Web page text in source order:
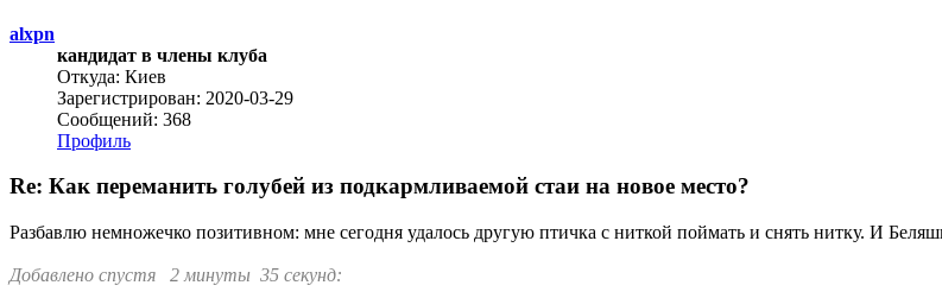
alxpn
кандидат в члены клуба
Откуда: Киев
Зарегистрирован: 2020-03-29
Сообщений: 368
Профиль
Re: Как переманить голубей из подкармливаемой стаи на новое место?
Разбавлю немножечко позитивном: мне сегодня удалось другую птичка с ниткой поймать и снять нитку. И
Добавлено спустя 2 минуты 35 секунд: